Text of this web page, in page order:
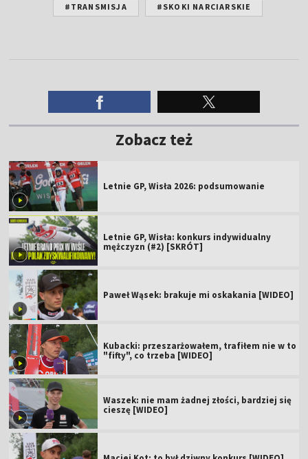
#TRANSMISJA #SKOKI NARCIARSKIE
Zobacz też
Letnie GP, Wisła 2026: podsumowanie
Letnie GP, Wisła: konkurs indywidualny
mężczyzn (#2) [SKRÓT]
Paweł Wąsek: brakuje mi oskakania [WIDEO]
Kubacki: przeszarżowałem, trafiłem nie w to
"fifty", co trzeba [WIDEO]
Waszek: nie mam żadnej złości, bardziej się
cieszę [WIDEO]